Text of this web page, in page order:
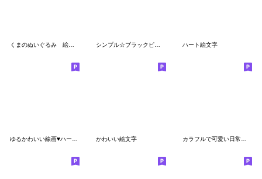
ハート絵文字
ゆるかわいい線画♥️ハートがいっぱい かわいい絵文字 カラフルで可愛い日常会話絵文字